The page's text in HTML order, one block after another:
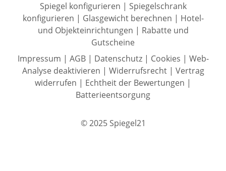
Spiegel konfigurieren | Spiegelschrank
konfigurieren | Glasgewicht berechnen | Hotel-
und Objekteinrichtungen | Rabatte und
Gutscheine
Impressum | AGB| Datenschutz| Cookies | Web-
Analyse deaktivieren | Widerrufsrecht| Vertrag
widerrufen | Echtheit der Bewertungen |
Batterieentsorgung
© 2025 Spiegel21